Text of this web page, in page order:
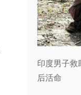
印度男子救
后活命